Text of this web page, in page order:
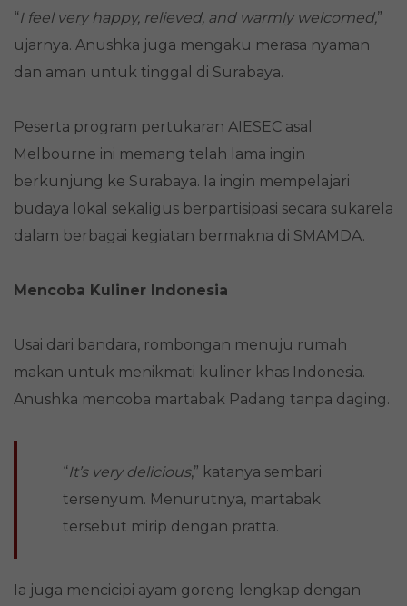
“I feel very happy, relieved, and warmly welcomed,”
ujarnya. Anushka juga mengaku merasa nyaman
dan aman untuk tinggal di Surabaya.
Peserta program pertukaran AIESEC asal
Melbourne ini memang telah lama ingin
berkunjung ke Surabaya. Ia ingin mempelajari
budaya lokal sekaligus berpartisipasi secara sukarela
dalam berbagai kegiatan bermakna di SMAMDA.
Mencoba Kuliner Indonesia
Usai dari bandara, rombongan menuju rumah
makan untuk menikmati kuliner khas Indonesia.
Anushka mencoba martabak Padang tanpa daging.
“It’s very delicious,” katanya sembari
tersenyum. Menurutnya, martabak
tersebut mirip dengan pratta.
Ia juga mencicipi ayam goreng lengkap dengan